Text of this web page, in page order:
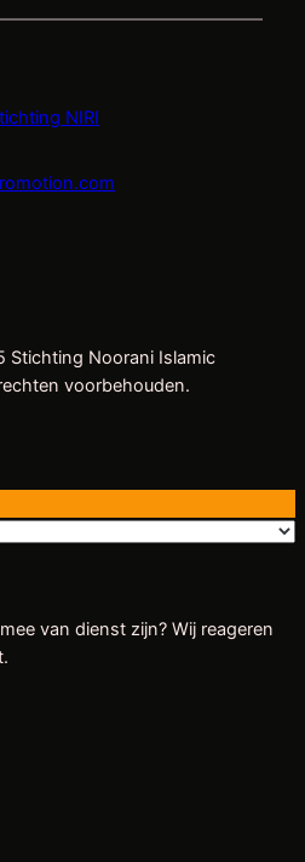
Noorani Islamic
voorbehouden.
van dienst zijn? Wij reageren